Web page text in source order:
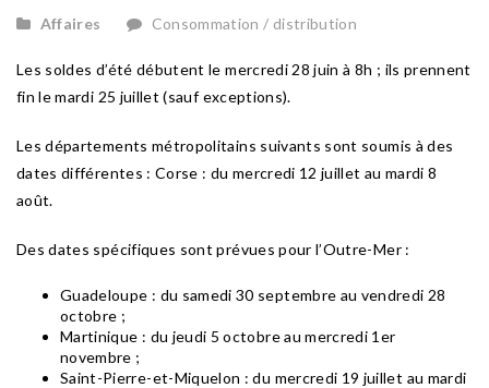
Affaires Consommation / distribution
Les soldes d’été débutent le mercredi 28 juin à 8h ; ils prennent
fin le mardi 25 juillet (sauf exceptions).
Les départements métropolitains suivants sont soumis à des
dates différentes : Corse : du mercredi 12 juillet au mardi 8
août.
Des dates spécifiques sont prévues pour l’Outre-Mer :
Guadeloupe : du samedi 30 septembre au vendredi 28
octobre ;
Martinique : du jeudi 5 octobre au mercredi 1er
novembre ;
Saint-Pierre-et-Miquelon : du mercredi 19 juillet au mardi